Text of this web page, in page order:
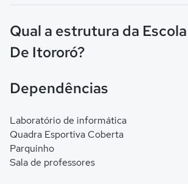
Qual a estrutura da
De Itororó?
Dependências
Laboratório de informática
Quadra Esportiva Coberta
Parquinho
Sala de professores